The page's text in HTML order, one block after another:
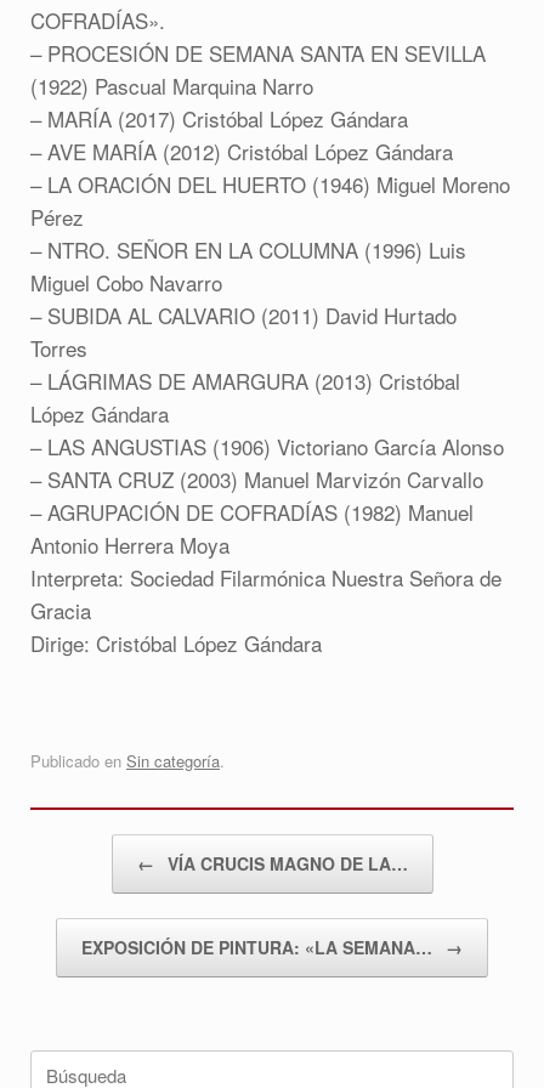
COFRADÍAS».
– PROCESIÓN DE SEMANA SANTA EN SEVILLA
(1922) Pascual Marquina Narro
– MARÍA (2017) Cristóbal López Gándara
– AVE MARÍA (2012) Cristóbal López Gándara
– LA ORACIÓN DEL HUERTO (1946) Miguel Moreno
Pérez
– NTRO. SEÑOR EN LA COLUMNA (1996) Luis
Miguel Cobo Navarro
– SUBIDA AL CALVARIO (2011) David Hurtado
Torres
– LÁGRIMAS DE AMARGURA (2013) Cristóbal
López Gándara
– LAS ANGUSTIAS (1906) Victoriano García Alonso
– SANTA CRUZ (2003) Manuel Marvizón Carvallo
– AGRUPACIÓN DE COFRADÍAS (1982) Manuel
Antonio Herrera Moya
Interpreta: Sociedad Filarmónica Nuestra Señora de
Gracia
Dirige: Cristóbal López Gándara
Publicado en Sin categoría.
← VÍA CRUCIS MAGNO DE LA…
EXPOSICIÓN DE PINTURA: «LA SEMANA… →